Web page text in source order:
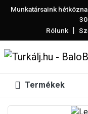
Munkatársaink
Rólunk |
Termékek